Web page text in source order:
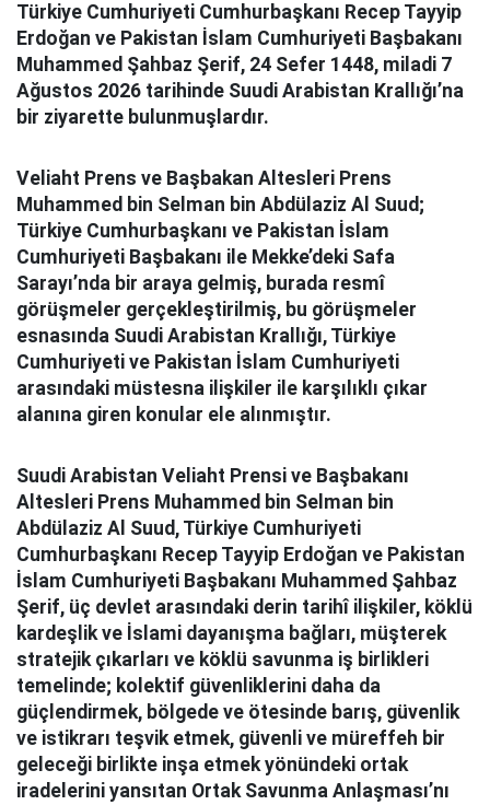
Türkiye Cumhuriyeti Cumhurbaşkanı Recep Tayyip
Erdoğan ve Pakistan İslam Cumhuriyeti Başbakanı
Muhammed Şahbaz Şerif, 24 Sefer 1448, miladi 7
Ağustos 2026 tarihinde Suudi Arabistan Krallığı’na
bir ziyarette bulunmuşlardır.
Veliaht Prens ve Başbakan Altesleri Prens
Muhammed bin Selman bin Abdülaziz Al Suud;
Türkiye Cumhurbaşkanı ve Pakistan İslam
Cumhuriyeti Başbakanı ile Mekke’deki Safa
Sarayı’nda bir araya gelmiş, burada resmî
görüşmeler gerçekleştirilmiş, bu görüşmeler
esnasında Suudi Arabistan Krallığı, Türkiye
Cumhuriyeti ve Pakistan İslam Cumhuriyeti
arasındaki müstesna ilişkiler ile karşılıklı çıkar
alanına giren konular ele alınmıştır.
Suudi Arabistan Veliaht Prensi ve Başbakanı
Altesleri Prens Muhammed bin Selman bin
Abdülaziz Al Suud, Türkiye Cumhuriyeti
Cumhurbaşkanı Recep Tayyip Erdoğan ve Pakistan
İslam Cumhuriyeti Başbakanı Muhammed Şahbaz
Şerif, üç devlet arasındaki derin tarihî ilişkiler, köklü
kardeşlik ve İslami dayanışma bağları, müşterek
stratejik çıkarları ve köklü savunma iş birlikleri
temelinde; kolektif güvenliklerini daha da
güçlendirmek, bölgede ve ötesinde barış, güvenlik
ve istikrarı teşvik etmek, güvenli ve müreffeh bir
geleceği birlikte inşa etmek yönündeki ortak
iradelerini yansıtan Ortak Savunma Anlaşması’nı